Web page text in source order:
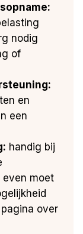
nodig
of
en
een
handig bij
even moet
over